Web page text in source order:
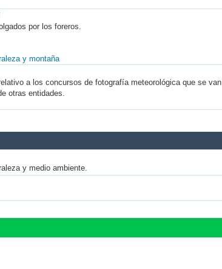
por los foreros.
y montaña
a los concursos de fotografía meteorológica que se van
otras entidades.
y medio ambiente.